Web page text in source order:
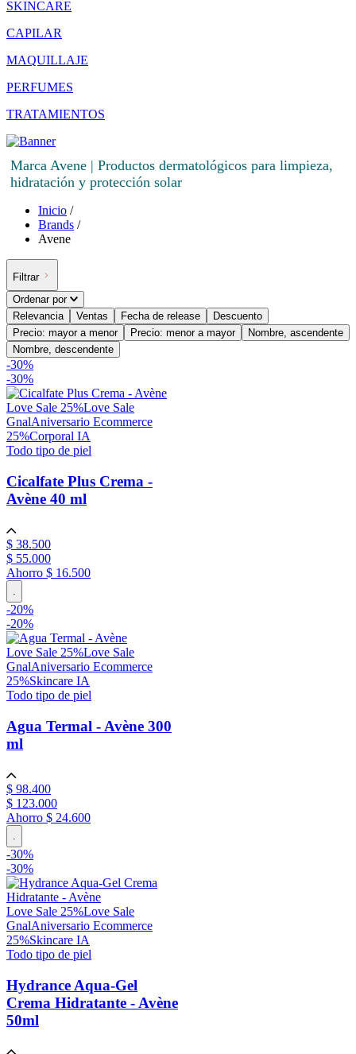
SKINCARE
CAPILAR
MAQUILLAJE
PERFUMES
TRATAMIENTOS
Marca Avene | Productos dermatológicos para limpieza,
hidratación y protección solar
Inicio /
Brands /
Avene
Filtrar
Ordenar por
Relevancia
Ventas Fecha de release
Descuento
Precio: mayor a menor
Precio: menor a mayor
Nombre, ascendente
Nombre, descendente
-30%
-30%
Love Sale 25%Love Sale
GnalAniversario Ecommerce
25%Corporal IA
Todo tipo de piel
Cicalfate Plus Crema -
Avène 40 ml
$ 38.500
$ 55.000
Ahorro $ 16.500
.
-20%
-20%
Love Sale 25%Love Sale
GnalAniversario Ecommerce
25%Skincare IA
Todo tipo de piel
Agua Termal - Avène 300
ml
$ 98.400
$ 123.000
Ahorro $ 24.600
.
-30%
-30%
Love Sale 25%Love Sale
GnalAniversario Ecommerce
25%Skincare IA
Todo tipo de piel
Hydrance Aqua-Gel
Crema Hidratante - Avène
50ml